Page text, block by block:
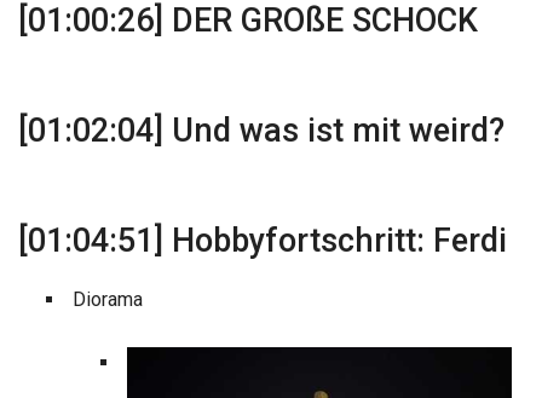
[01:00:26] DER GROßE SCHOCK
[01:02:04] Und was ist mit weird?
[01:04:51] Hobbyfortschritt: Ferdi
Diorama